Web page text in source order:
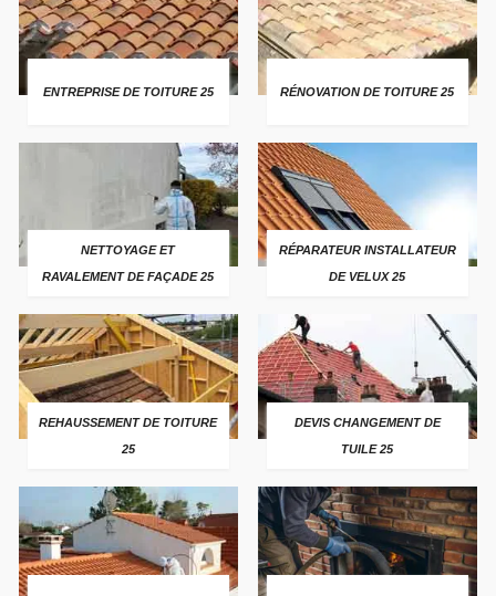
ENTREPRISE DE TOITURE 25 RÉNOVATION DE TOITURE 25
NETTOYAGE ET
RAVALEMENT DE FAÇADE 25
RÉPARATEUR INSTALLATEUR
DE VELUX 25
REHAUSSEMENT DE TOITURE
25
DEVIS CHANGEMENT DE
TUILE 25